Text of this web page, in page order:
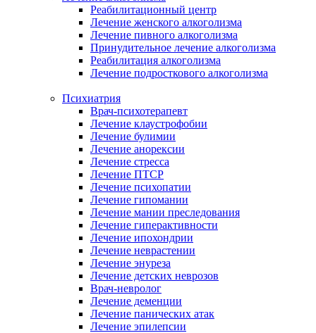
Реабилитационный центр
Лечение женского алкоголизма
Лечение пивного алкоголизма
Принудительное лечение алкоголизма
Реабилитация алкоголизма
Лечение подросткового алкоголизма
Психиатрия
Врач-психотерапевт
Лечение клаустрофобии
Лечение булимии
Лечение анорексии
Лечение стресса
Лечение ПТСР
Лечение психопатии
Лечение гипомании
Лечение мании преследования
Лечение гиперактивности
Лечение ипохондрии
Лечение неврастении
Лечение энуреза
Лечение детских неврозов
Врач-невролог
Лечение деменции
Лечение панических атак
Лечение эпилепсии